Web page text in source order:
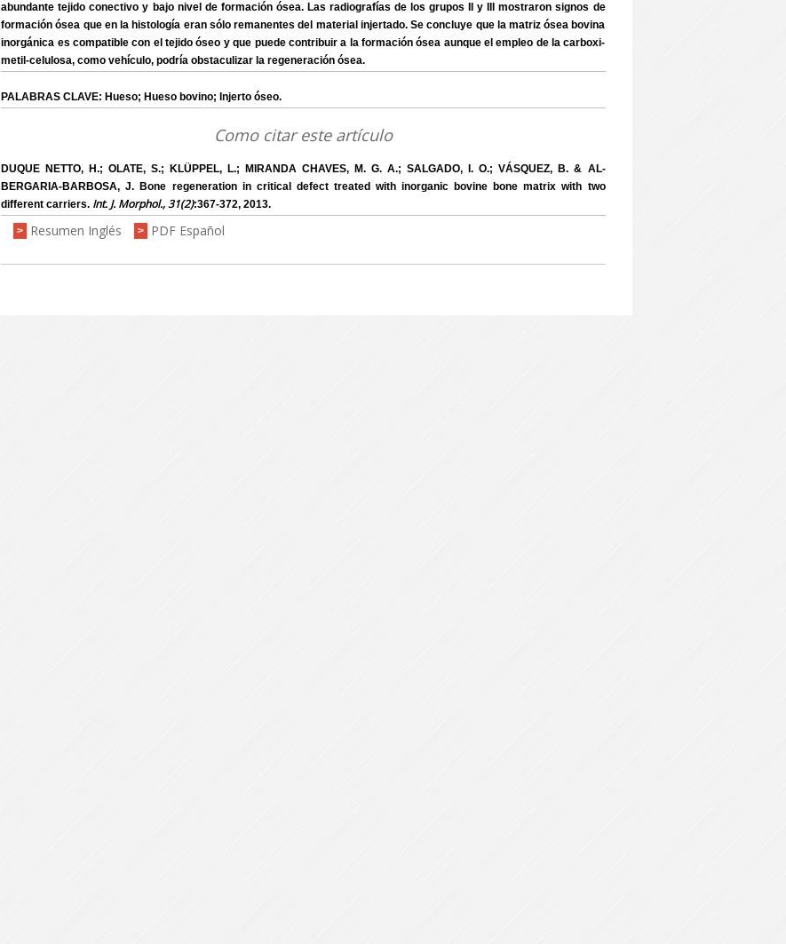
abundante tejido conectivo y bajo nivel de formación ósea. Las radiografías de los grupos II y III mostraron signos de
formación ósea que en la histología eran sólo remanentes del material injertado. Se concluye que la matriz ósea bovina
inorgánica es compatible con el tejido óseo y que puede contribuir a la formación ósea aunque el empleo de la carboxi-
metil-celulosa, como vehículo, podría obstaculizar la regeneración ósea.
PALABRAS CLAVE: Hueso; Hueso bovino; Injerto óseo.
Como citar este artículo
DUQUE NETTO, H.; OLATE, S.; KLÜPPEL, L.; MIRANDA CHAVES, M. G. A.; SALGADO, I. O.; VÁSQUEZ, B. & AL-
BERGARIA-BARBOSA, J. Bone regeneration in critical defect treated with inorganic bovine bone matrix with two
different carriers. Int. J. Morphol., 31(2):367-372, 2013.
> Resumen Inglés > PDF Español